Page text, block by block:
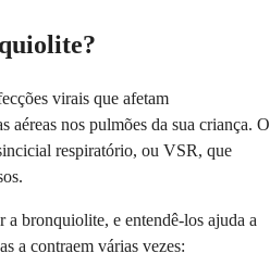
virais que afetam
aéreas nos pulmões da sua criança. O
respiratório, ou VSR, que
a bronquiolite, e entendê-los ajuda a
a contraem várias vezes: